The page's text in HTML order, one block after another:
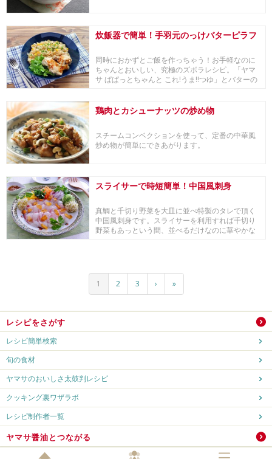
炊飯器で簡単！手羽元のっけバターピラフ
同時におかずとご飯を作っちゃう！お手軽なのに
ちゃんとおいしい、究極のズボラレシピ。「ヤマ
サ ぱぱっとちゃんと これ!うま!!つゆ」とバターの
鶏肉とカシューナッツの炒め物
スチームコンベクションを使って、定番の中華風
炒め物が簡単にできあがります。
スライサーで時短簡単！中国風刺身
真鯛と千切り野菜を大皿に並べ特製のタレで頂く
中国風刺身です。スライサーを利用すれば千切り
野菜もあっという間、並べるだけなのに華やかな
1 2 3 › »
レシピをさがす
レシピ簡単検索
旬の食材
ヤマサのおいしさ太鼓判レシピ
クッキング裏ワザラボ
レシピ制作者一覧
ヤマサ醤油とつながる